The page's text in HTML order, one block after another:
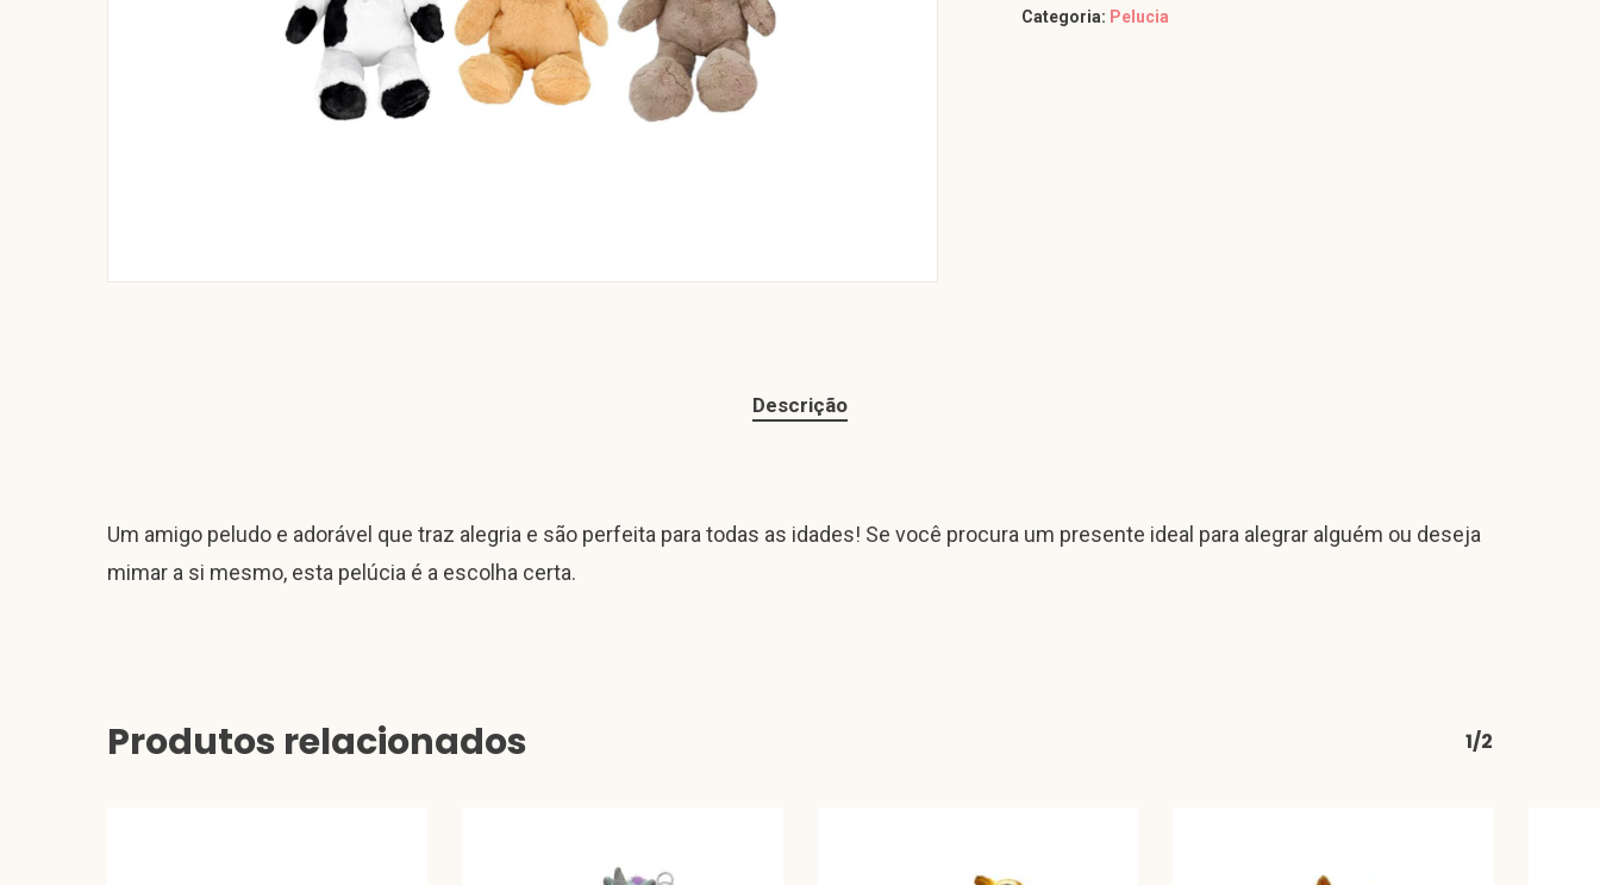
Categoria: Pelucia
Descrição
Um amigo peludo e adorável que traz alegria e são perfeita para todas as idades! Se você procura um presente ideal para alegrar alguém ou deseja
mimar a si mesmo, esta pelúcia é a escolha certa.
Produtos relacionados 1/2